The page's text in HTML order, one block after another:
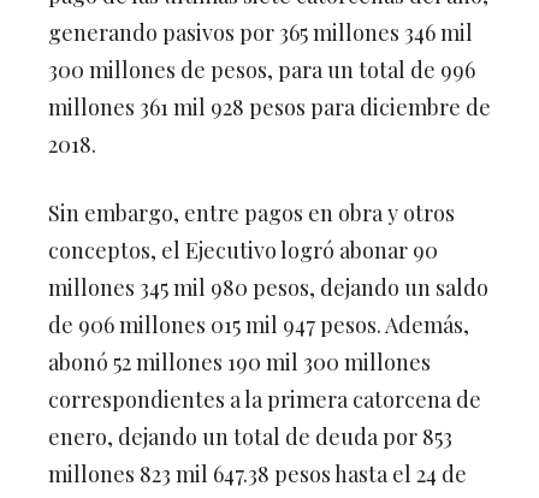
generando pasivos por 365 millones 346 mil
300 millones de pesos, para un total de 996
millones 361 mil 928 pesos para diciembre de
2018.
Sin embargo, entre pagos en obra y otros
conceptos, el Ejecutivo logró abonar 90
millones 345 mil 980 pesos, dejando un saldo
de 906 millones 015 mil 947 pesos. Además,
abonó 52 millones 190 mil 300 millones
correspondientes a la primera catorcena de
enero, dejando un total de deuda por 853
millones 823 mil 647.38 pesos hasta el 24 de